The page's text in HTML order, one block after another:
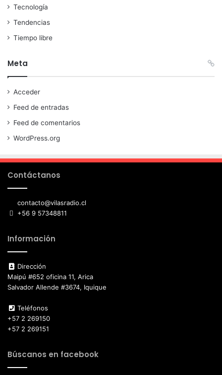
Tecnología
Tendencias
Tiempo libre
Meta
Acceder
Feed de entradas
Feed de comentarios
WordPress.org
Contáctanos
contacto@vilasradio.cl
+56 9 57348811
Información
Dirección
Maipú #652 oficina 11, Arica
Salvador Allende #3674, Iquique
Teléfonos
+57 2 269150
+57 2 269151
Búscanos en facebook